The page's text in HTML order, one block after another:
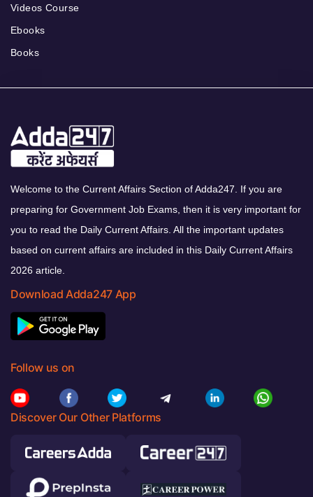
Videos Course
Ebooks
Books
Welcome to the Current Affairs Section of Adda247. If you are
preparing for Government Job Exams, then it is very important for
you to read the Daily Current Affairs. All the important updates
based on current affairs are included in this Daily Current Affairs
2026 article.
Download Adda247 App
Follow us on
Discover Our Other Platforms